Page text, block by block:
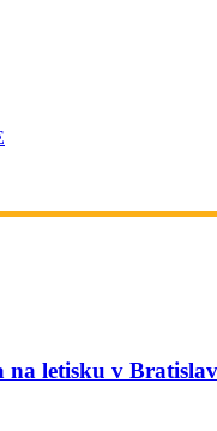
na letisku v